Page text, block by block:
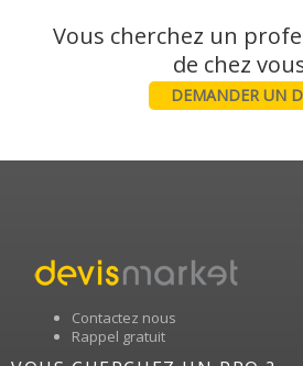
Vous cherchez un
DEMANDER UN
Contactez nous
Rappel gratuit